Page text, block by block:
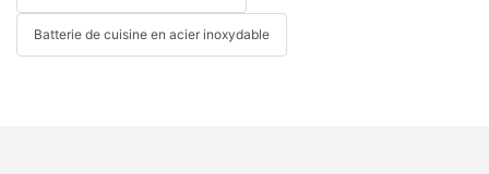
Batterie de cuisine en acier inoxydable